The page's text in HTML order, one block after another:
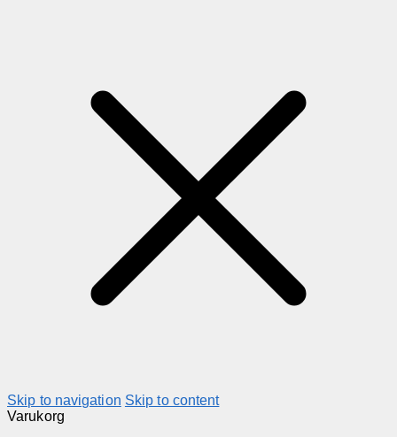
Skip to navigation Skip to content
Varukorg